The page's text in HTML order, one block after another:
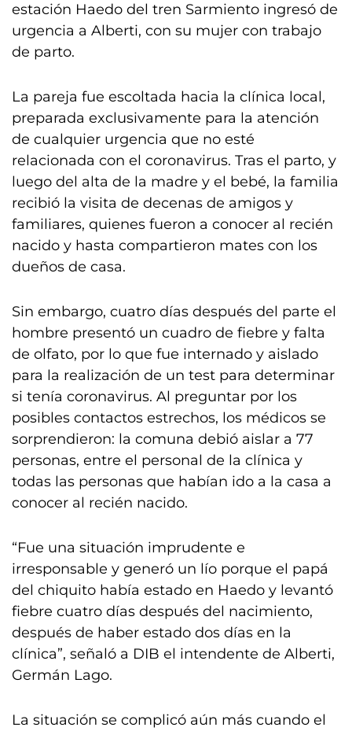
estación Haedo del tren Sarmiento ingresó de
urgencia a Alberti, con su mujer con trabajo
de parto.
La pareja fue escoltada hacia la clínica local,
preparada exclusivamente para la atención
de cualquier urgencia que no esté
relacionada con el coronavirus. Tras el parto, y
luego del alta de la madre y el bebé, la familia
recibió la visita de decenas de amigos y
familiares, quienes fueron a conocer al recién
nacido y hasta compartieron mates con los
dueños de casa.
Sin embargo, cuatro días después del parte el
hombre presentó un cuadro de fiebre y falta
de olfato, por lo que fue internado y aislado
para la realización de un test para determinar
si tenía coronavirus. Al preguntar por los
posibles contactos estrechos, los médicos se
sorprendieron: la comuna debió aislar a 77
personas, entre el personal de la clínica y
todas las personas que habían ido a la casa a
conocer al recién nacido.
“Fue una situación imprudente e
irresponsable y generó un lío porque el papá
del chiquito había estado en Haedo y levantó
fiebre cuatro días después del nacimiento,
después de haber estado dos días en la
clínica”, señaló a DIB el intendente de Alberti,
Germán Lago.
La situación se complicó aún más cuando el